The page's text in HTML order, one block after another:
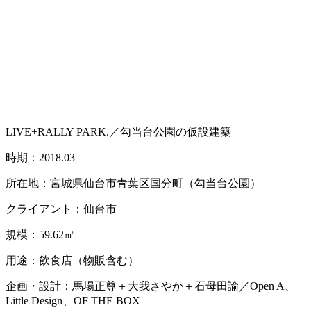
LIVE+RALLY PARK.／勾当台公園の仮設建築
時期：2018.03
所在地：宮城県仙台市青葉区国分町（勾当台公園）
クライアント：仙台市
規模：59.62㎡
用途：飲食店（物販含む）
企画・設計：馬場正尊＋大我さやか＋石母田諭／Open A、
Little Design、OF THE BOX